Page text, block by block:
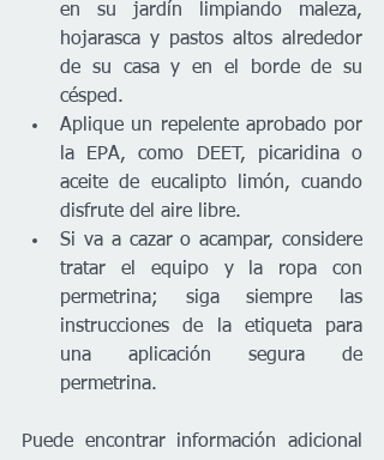
en su jardín limpiando maleza,
hojarasca y pastos altos alrededor
de su casa y en el borde de su
césped.
Aplique un repelente aprobado por
la EPA, como DEET, picaridina o
aceite de eucalipto limón, cuando
disfrute del aire libre.
Si va a cazar o acampar, considere
tratar el equipo y la ropa con
permetrina; siga siempre las
instrucciones de la etiqueta para
una aplicación segura de
permetrina.
Puede encontrar información adicional